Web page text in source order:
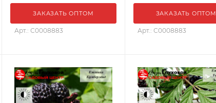
ЗАКАЗАТЬ ОПТОМ
Арт.: С0008883
ЗАКАЗАТЬ ОПТОМ
Арт.: С0008883